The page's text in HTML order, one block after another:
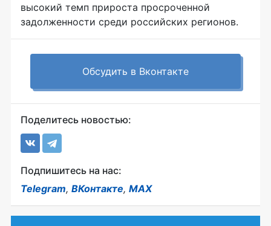
высокий темп прироста просроченной
задолженности среди российских регионов.
Обсудить в Вконтакте
Поделитесь новостью:
Подпишитесь на нас:
Telegram, ВКонтакте, MAX